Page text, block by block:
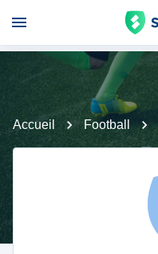
Accueil Football